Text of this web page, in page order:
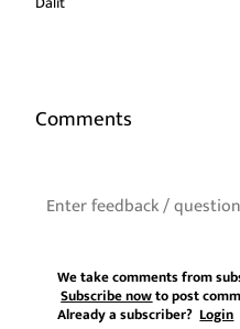
Comments
We take comments from
Subscribe nowto post
Already a subscriber?Login